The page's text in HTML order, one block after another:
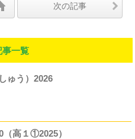
次の記事
事一覧
ゅう）2026
（高１①2025）